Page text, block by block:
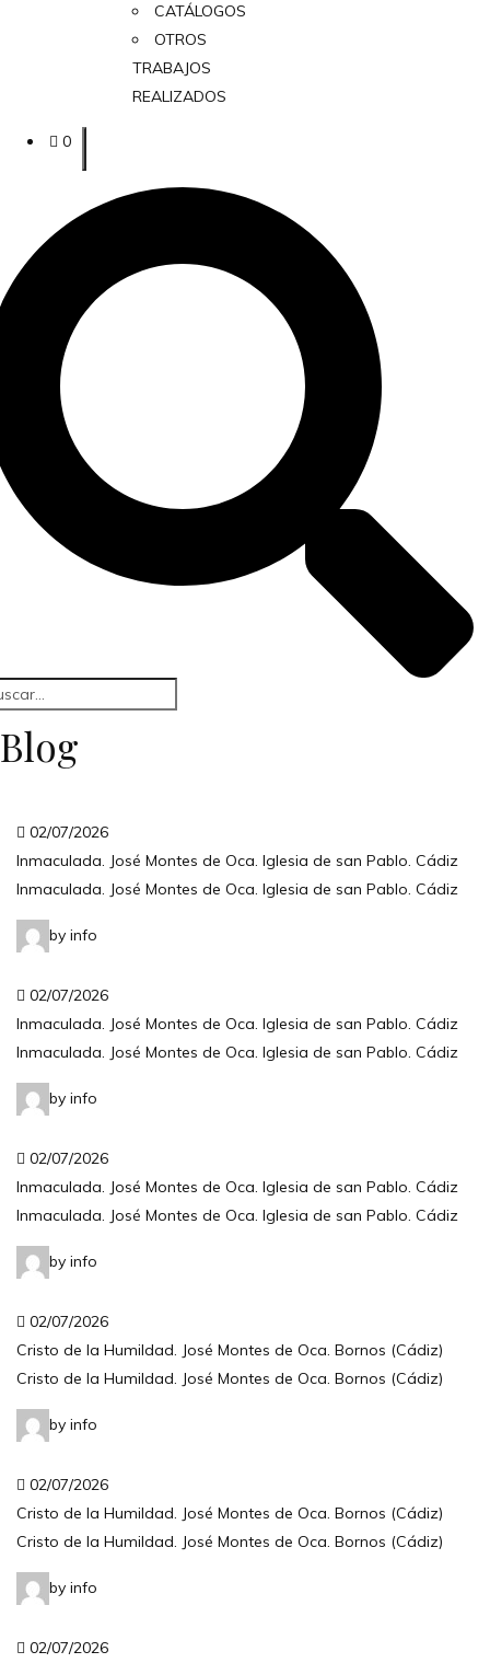
CATÁLOGOS
OTROS
TRABAJOS
REALIZADOS
0
Blog
02/07/2026
Inmaculada. José Montes de Oca. Iglesia de san Pablo. Cádiz
Inmaculada. José Montes de Oca. Iglesia de san Pablo. Cádiz
by info
02/07/2026
Inmaculada. José Montes de Oca. Iglesia de san Pablo. Cádiz
Inmaculada. José Montes de Oca. Iglesia de san Pablo. Cádiz
by info
02/07/2026
Inmaculada. José Montes de Oca. Iglesia de san Pablo. Cádiz
Inmaculada. José Montes de Oca. Iglesia de san Pablo. Cádiz
by info
02/07/2026
Cristo de la Humildad. José Montes de Oca. Bornos (Cádiz)
Cristo de la Humildad. José Montes de Oca. Bornos (Cádiz)
by info
02/07/2026
Cristo de la Humildad. José Montes de Oca. Bornos (Cádiz)
Cristo de la Humildad. José Montes de Oca. Bornos (Cádiz)
by info
02/07/2026